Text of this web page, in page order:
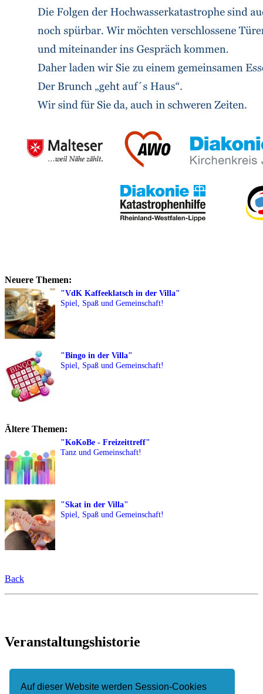
Auf dieser Website werden Session-Cookies
Neuere Themen:
"VdK Kaffeeklatsch in der Villa"
Spiel, Spaß und Gemeinschaft!
"Bingo in der Villa"
Spiel, Spaß und Gemeinschaft!
Ältere Themen:
"KoKoBe - Freizeittreff"
Tanz und Gemeinschaft!
"Skat in der Villa"
Spiel, Spaß und Gemeinschaft!
Back
Veranstaltungshistorie